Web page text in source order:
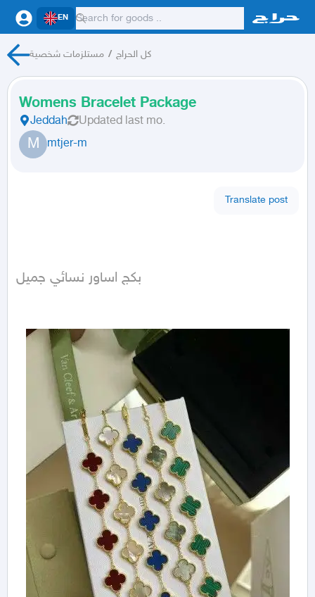
EN
مستلزمات شخصية / كل الحراج
Womens Bracelet Package
Jeddah Updated last mo.
M mtjer-m
Translate post
بكج اساور نسائي جميل